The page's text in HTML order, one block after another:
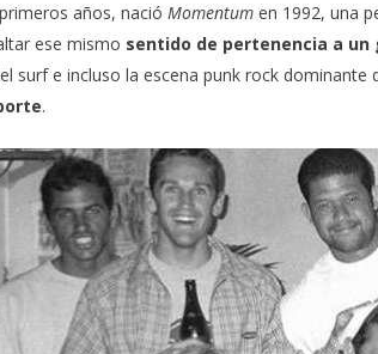
años, nació Momentum en 1992, una
ese mismo sentido de pertenencia a
surf e incluso la escena punk rock
.